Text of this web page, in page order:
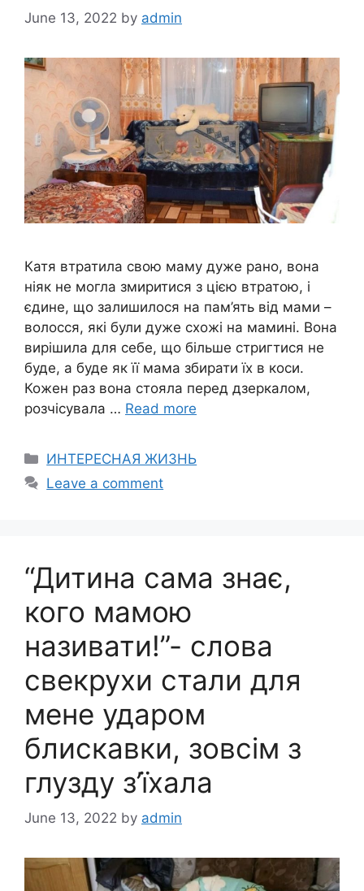
June 13, 2022 by admin
Катя втратила свою маму дуже рано, вона
ніяк не могла змиритися з цією втратою, і
єдине, що залишилося на пам’ять від мами –
волосся, які були дуже схожі на мамині. Вона
вирішила для себе, що більше стригтися не
буде, а буде як її мама збирати їх в коси.
Кожен раз вона стояла перед дзеркалом,
розчісувала … Read more
Categories
ИНТЕРЕСНАЯ ЖИЗНЬ
Leave a comment
“Дитина сама знає,
кого мамою
називати!”- слова
свекрухи стали для
мене ударом
блискавки, зовсім з
глузду з’їхала
June 13, 2022 by admin